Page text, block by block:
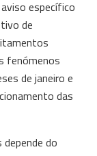
específico
de
fenómenos
de janeiro e
das
do